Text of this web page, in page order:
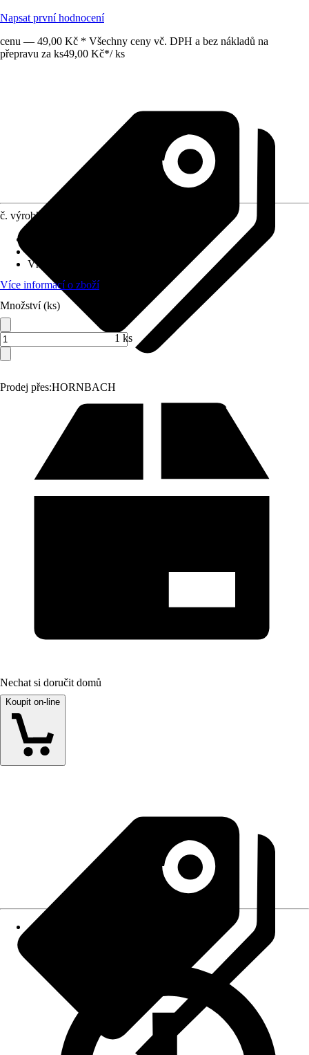
Napsat první hodnocení
cenu — 49,00 Kč * Všechny ceny vč. DPH a bez nákladů na
přepravu za ks49,00 Kč*/ ks
Prodej přes:HORNBACH
č. výrobku
Vhodné pro
Více informací o zboží
Množství (ks)
1 ks
Nechat si doručit domů
Koupit on-line